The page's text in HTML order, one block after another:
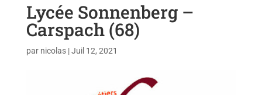
Lycée Sonnenberg –
Carspach (68)
par nicolas|Juil 12, 2021